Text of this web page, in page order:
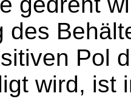
des
Pol
wird, ist